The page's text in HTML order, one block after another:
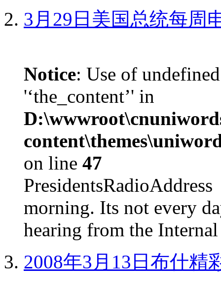
3月29日美国总统每周
Notice: Use of
'‘the_content’' in
on line 47
morning. Its not every
hearing from the
2008年3月13日布什精